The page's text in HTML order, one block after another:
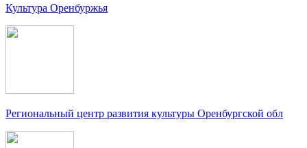
Культура Оренбуржья
Региональный центр развития культуры Оренбургской обл